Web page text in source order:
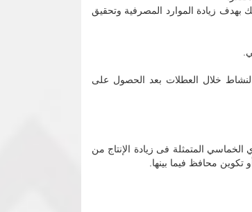
زيادة الموارد المصرفية وتحقيق
خلال العطلات بعد الحصول على
المتمثلة فى زيادة الإنتاج من
محافظ فيما بينها.